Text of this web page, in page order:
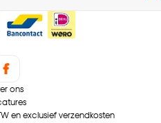
ons
en exclusief verzendkosten